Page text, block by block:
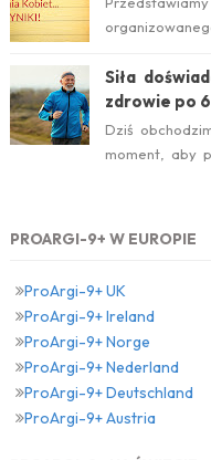
Siła
zdrowie po
Dziś
moment, aby
PROARGI-9+ W EUROPIE
ProArgi-9+ UK
ProArgi-9+ Ireland
ProArgi-9+ Norge
ProArgi-9+ Nederland
ProArgi-9+ Deutschland
ProArgi-9+ Austria